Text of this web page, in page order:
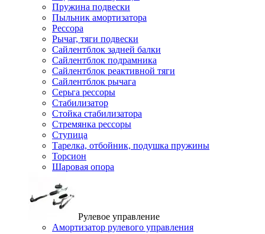
Пружина подвески
Пыльник амортизатора
Рессора
Рычаг, тяги подвески
Сайлентблок задней балки
Сайлентблок подрамника
Сайлентблок реактивной тяги
Сайлентблок рычага
Серьга рессоры
Стабилизатор
Стойка стабилизатора
Стремянка рессоры
Ступица
Тарелка, отбойник, подушка пружины
Торсион
Шаровая опора
Рулевое управление
Амортизатор рулевого управления